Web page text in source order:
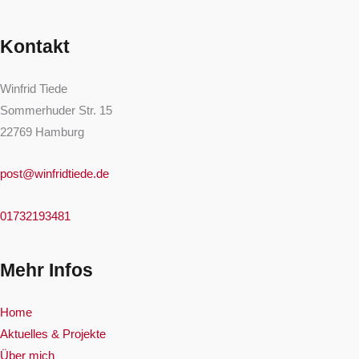
Kontakt
Winfrid Tiede
Sommerhuder Str. 15
22769 Hamburg
post@winfridtiede.de
01732193481
Mehr Infos
Home
Aktuelles & Projekte
Über mich